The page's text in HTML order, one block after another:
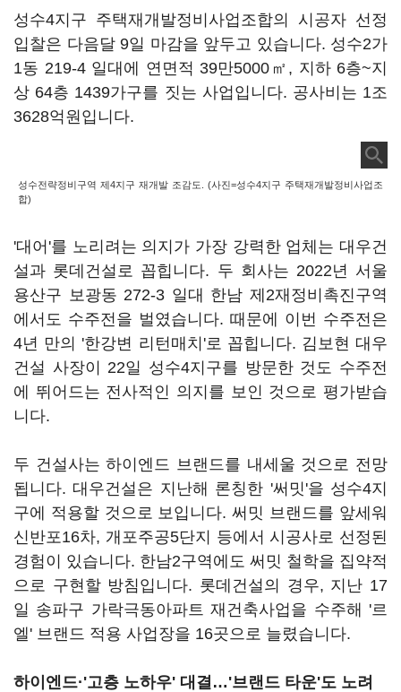
성수4지구 주택재개발정비사업조합의 시공자 선정
입찰은 다음달 9일 마감을 앞두고 있습니다. 성수2가
1동 219-4 일대에 연면적 39만5000㎡, 지하 6층~지
상 64층 1439가구를 짓는 사업입니다. 공사비는 1조
3628억원입니다.
성수전략정비구역 제4지구 재개발 조감도. (사진=성수4지구 주택재개발정비사업조
합)
'대어'를 노리려는 의지가 가장 강력한 업체는 대우건
설과 롯데건설로 꼽힙니다. 두 회사는 2022년 서울
용산구 보광동 272-3 일대 한남 제2재정비촉진구역
에서도 수주전을 벌였습니다. 때문에 이번 수주전은
4년 만의 '한강변 리턴매치'로 꼽힙니다. 김보현 대우
건설 사장이 22일 성수4지구를 방문한 것도 수주전
에 뛰어드는 전사적인 의지를 보인 것으로 평가받습
니다.
두 건설사는 하이엔드 브랜드를 내세울 것으로 전망
됩니다. 대우건설은 지난해 론칭한 '써밋'을 성수4지
구에 적용할 것으로 보입니다. 써밋 브랜드를 앞세워
신반포16차, 개포주공5단지 등에서 시공사로 선정된
경험이 있습니다. 한남2구역에도 써밋 철학을 집약적
으로 구현할 방침입니다. 롯데건설의 경우, 지난 17
일 송파구 가락극동아파트 재건축사업을 수주해 '르
엘' 브랜드 적용 사업장을 16곳으로 늘렸습니다.
하이엔드·'고층 노하우' 대결…'브랜드 타운'도 노려